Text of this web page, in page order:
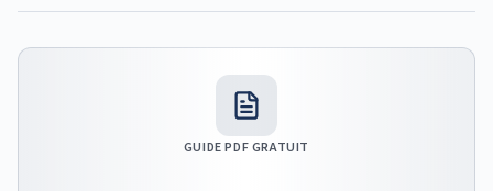
GUIDE PDF GRATUIT